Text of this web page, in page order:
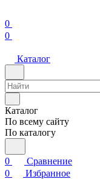
0
0
Каталог
Каталог
По всему сайту
По каталогу
0
Сравнение
0
Избранное